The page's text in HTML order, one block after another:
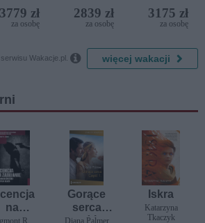
3779 zł
za osobę
2839 zł
za osobę
3175 zł
za osobę
Wakacje.pl.  więcej wakacji
na
R.
Gorące
serca
część 1
Diana Palmer
Iskra
Katarzyna
Tkaczyk